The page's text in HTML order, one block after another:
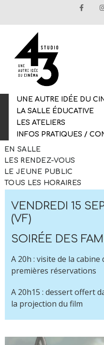
UNE AUTRE IDÉE DU
LA SALLE ÉDUCATIVE
LES ATELIERS
INFOS PRATIQUES /
EN SALLE
LES RENDEZ-VOUS
LE JEUNE PUBLIC
TOUS LES HORAIRES
VENDREDI 15
(VF)
SOIRÉE DES
A 20h : visite de la
premières réservations
A 20h15 : dessert offert
la projection du film